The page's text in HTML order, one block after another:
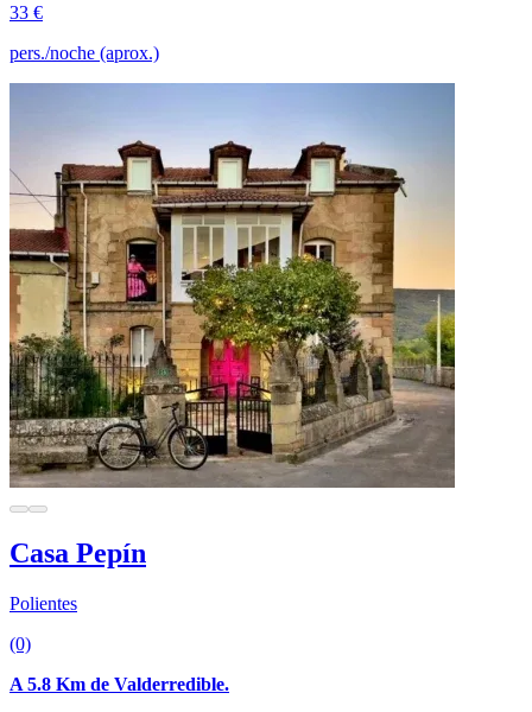
33 €
pers./noche (aprox.)
Casa Pepín
Polientes
(0)
A 5.8 Km de Valderredible.